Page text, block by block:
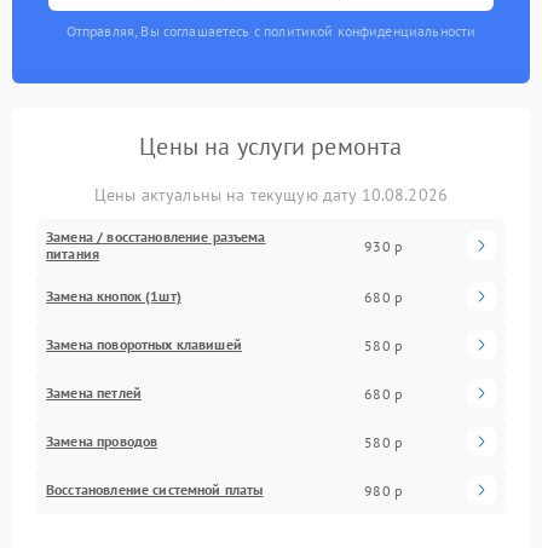
Отправляя, Вы соглашаетесь с политикой конфиденциальности
Цены на услуги ремонта
Цены актуальны на текущую дату 10.08.2026
Замена / восстановление разъема
питания
930 р
Замена кнопок (1шт) 680 р
Замена поворотных клавишей 580 р
Замена петлей 680 р
Замена проводов 580 р
Восстановление системной платы 980 р